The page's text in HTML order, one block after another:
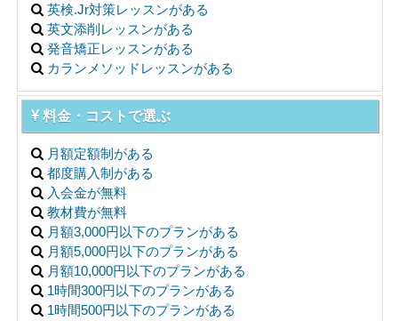
英検.Jr対策レッスンがある
英文添削レッスンがある
発音矯正レッスンがある
カランメソッドレッスンがある
料金・コストで選ぶ
月額定額制がある
都度購入制がある
入会金が無料
教材費が無料
月額3,000円以下のプランがある
月額5,000円以下のプランがある
月額10,000円以下のプランがある
1時間300円以下のプランがある
1時間500円以下のプランがある